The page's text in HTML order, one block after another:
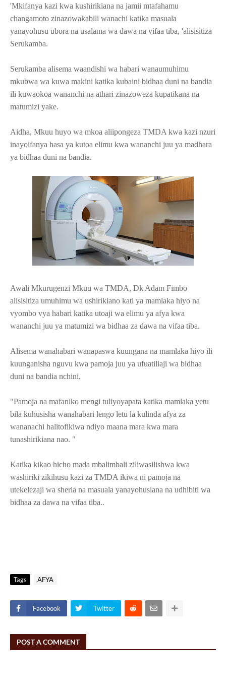
'Mkifanya kazi kwa kushirikiana na jamii mtafahamu
changamoto zinazowakabili wanachi katika masuala
yanayohusu ubora na usalama wa dawa na vifaa tiba, 'alisisitiza
Serukamba.
Serukamba alisema waandishi wa habari wanaumuhimu
mkubwa wa kuwa makini katika kubaini bidhaa duni na bandia
ili kuwaokoa wananchi na athari zinazoweza kupatikana na
matumizi yake.
Aidha, Mkuu huyo wa mkoa aliipongeza TMDA kwa kazi nzuri
inayoifanya hasa ya kutoa elimu kwa wananchi juu ya madhara
ya bidhaa duni na bandia.
Awali Mkurugenzi Mkuu wa TMDA, Dk Adam Fimbo
alisisitiza umuhimu wa ushirikiano kati ya mamlaka hiyo na
vyombo vya habari katika utoaji wa elimu ya afya kwa
wananchi juu ya matumizi wa bidhaa za dawa na vifaa tiba.
Alisema wanahabari wanapaswa kuungana na mamlaka hiyo ili
kuunganisha nguvu kwa pamoja juu ya ufuatiliaji wa bidhaa
duni na bandia nchini.
"Pamoja na mafaniko mengi tuliyoyapata katika mamlaka yetu
bila kuhusisha wanahabari lengo letu la kulinda afya za
wananachi halitofikiwa ndiyo maana mara kwa mara
tunashirikiana nao. "
Katika kikao hicho mada mbalimbali ziliwasilishwa kwa
washiriki zikihusu kazi za TMDA ikiwa ni pamoja na
utekelezaji wa sheria na masuala yanayohusiana na udhibiti wa
bidhaa za dawa na vifaa tiba..
Tags AFYA
Facebook Twitter
POST A COMMENT